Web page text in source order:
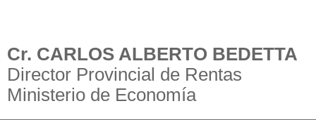
Cr. CARLOS ALBERTO BEDETTA
Director Provincial de Rentas
Ministerio de Economía